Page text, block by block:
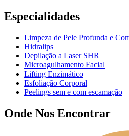
Especialidades
Limpeza de Pele Profunda e
Hidralips
Depilação a Laser SHR
Microagulhamento Facial
Lifting Enzimático
Esfoliação Corporal
Peelings sem e com escamação
Onde Nos Encontrar